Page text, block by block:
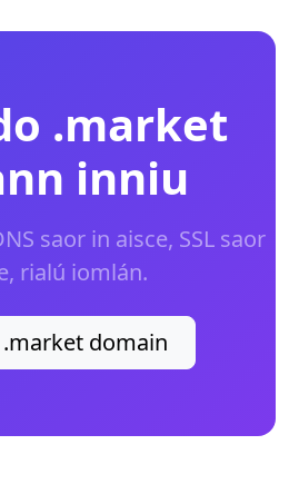
.market
inniu
saor in aisce, SSL saor
rialú iomlán.
domain